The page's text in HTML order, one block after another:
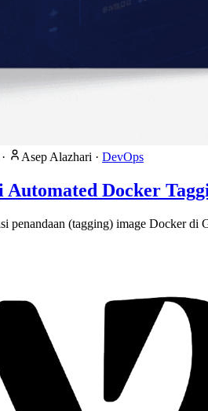
· Asep Alazhari · DevOps
Automated Docker
penandaan (tagging) image Docker